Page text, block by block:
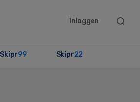
Inloggen
Search
Skipr99 Skipr22